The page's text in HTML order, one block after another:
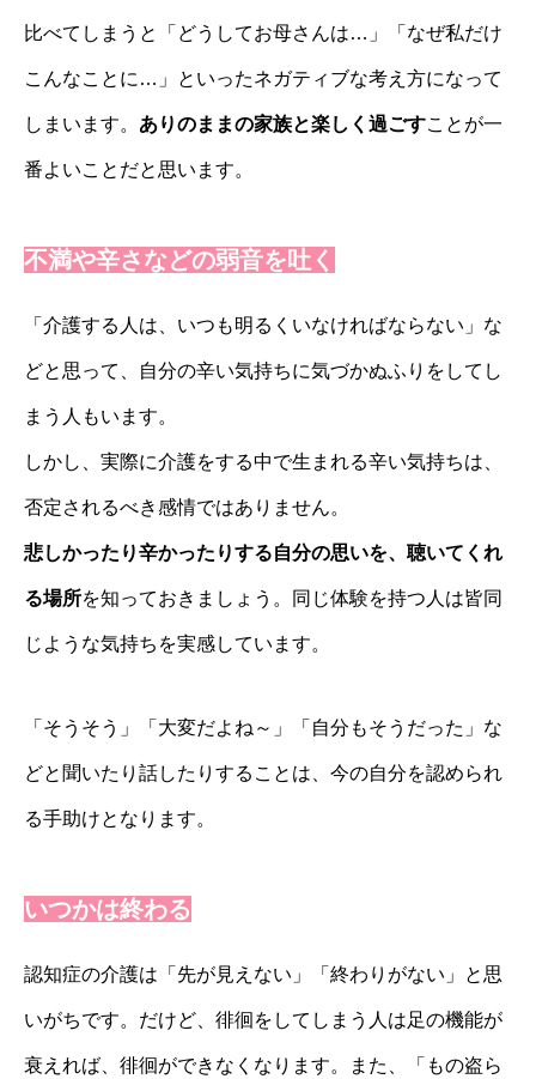
比べてしまうと「どうしてお母さんは…」「なぜ私だけ
こんなことに…」といったネガティブな考え方になって
しまいます。 ありのままの家族と楽しく過ごすことが一
番よいことだと思います。
不満や辛さなどの弱音を吐く
「介護する人は、いつも明るくいなければならない」な
どと思って、自分の辛い気持ちに気づかぬふりをしてし
まう人もいます。
しかし、実際に介護をする中で生まれる辛い気持ちは、
否定されるべき感情ではありません。
悲しかったり辛かったりする自分の思いを、聴いてくれ
る場所を知っておきましょう。同じ体験を持つ人は皆同
じような気持ちを実感しています。
「そうそう」「大変だよね～」「自分もそうだった」な
どと聞いたり話したりすることは、今の自分を認められ
る手助けとなります。
いつかは終わる
認知症の介護は「先が見えない」「終わりがない」と思
いがちです。だけど、徘徊をしてしまう人は足の機能が
衰えれば、徘徊ができなくなります。また、「もの盗ら